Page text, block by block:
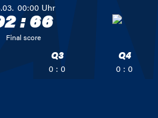
00:00 Uhr
:66
Final score
Q3
0 : 0
Q4
0 : 0